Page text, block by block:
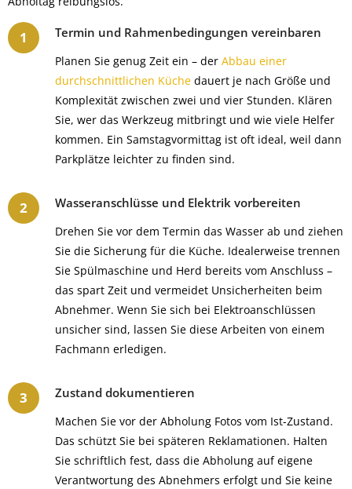
Termin und Rahmenbedingungen vereinbaren
Planen Sie genug Zeit ein – der Abbau einer
durchschnittlichen Küche dauert je nach Größe und
Komplexität zwischen zwei und vier Stunden. Klären
Sie, wer das Werkzeug mitbringt und wie viele Helfer
kommen. Ein Samstagvormittag ist oft ideal, weil dann
Parkplätze leichter zu finden sind.
Wasseranschlüsse und Elektrik vorbereiten
Drehen Sie vor dem Termin das Wasser ab und ziehen
Sie die Sicherung für die Küche. Idealerweise trennen
Sie Spülmaschine und Herd bereits vom Anschluss –
das spart Zeit und vermeidet Unsicherheiten beim
Abnehmer. Wenn Sie sich bei Elektroanschlüssen
unsicher sind, lassen Sie diese Arbeiten von einem
Fachmann erledigen.
Zustand dokumentieren
Machen Sie vor der Abholung Fotos vom Ist-Zustand.
Das schützt Sie bei späteren Reklamationen. Halten
Sie schriftlich fest, dass die Abholung auf eigene
Verantwortung des Abnehmers erfolgt und Sie keine